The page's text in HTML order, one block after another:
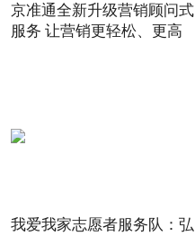
京准通全新升级营销顾问式
服务 让营销更轻松、更高
我爱我家志愿者服务队：弘